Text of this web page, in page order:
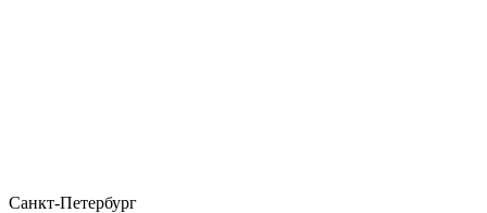
Санкт-Петербург